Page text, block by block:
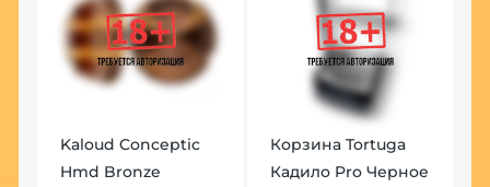
Kaloud Conceptic
Hmd Bronze
Корзина Tortuga
Кадило Pro Черное